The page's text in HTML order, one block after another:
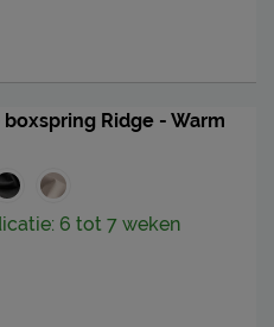
Ridge - Warm
6 tot 7 weken